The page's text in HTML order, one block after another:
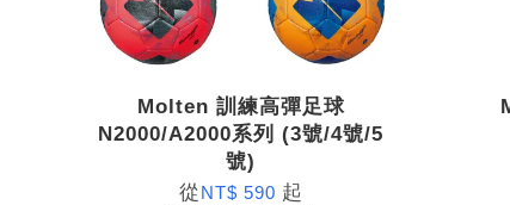
Molten 訓練高彈足球
N2000/A2000系列 (3號/4號/5
號)
從 NT$ 590 起